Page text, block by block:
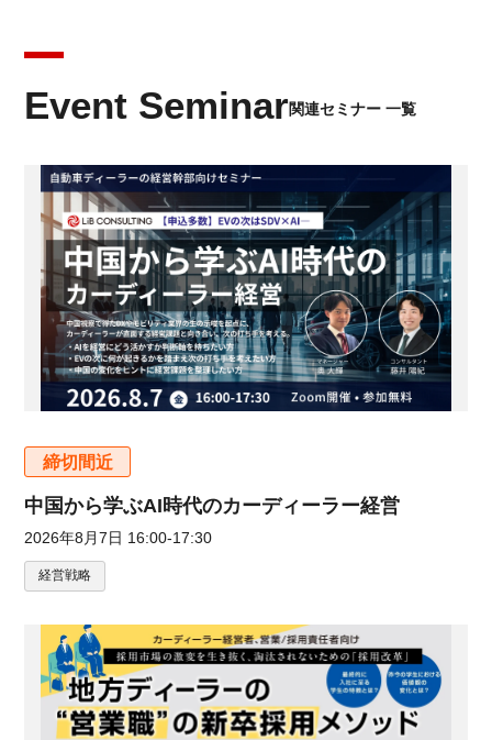
Event Seminar関連セミナー 一覧
締切間近
中国から学ぶAI時代のカーディーラー経営
2026年8月7日 16:00-17:30
経営戦略